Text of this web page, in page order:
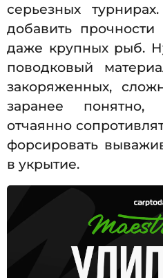
серьезных
добавить
даже крупных рыб.
поводковый
закоряженных,
заранее
отчаянно
форсировать
в укрытие.